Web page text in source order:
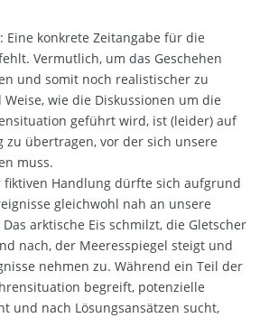
Eine konkrete Zeitangabe für die
Vermutlich, um das Geschehen
und somit noch realistischer zu
wie die Diskussionen um die
geführt wird, ist (leider) auf
zu übertragen, vor der sich unsere
muss.
fiktiven Handlung dürfte sich aufgrund
gleichwohl nah an unsere
arktische Eis schmilzt, die Gletscher
nach, der Meeresspiegel steigt und
nehmen zu. Während ein Teil der
begreift, potenzielle
und nach Lösungsansätzen sucht,